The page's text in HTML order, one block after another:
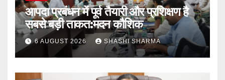
आपदा प्रबंधन में पूर्व तैयारी और प्रशिक्षण है
सबसे बड़ी ताकत:मदन कौशिक
6 AUGUST 2026 SHASHI SHARMA